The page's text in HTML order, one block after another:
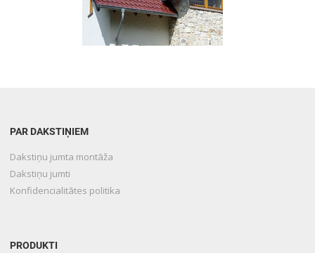
PAR DAKSTIŅIEM
Dakstiņu jumta montāža
Dakstiņu jumti
Konfidencialitātes politika
PRODUKTI